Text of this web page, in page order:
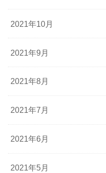
2021年10月
2021年9月
2021年8月
2021年7月
2021年6月
2021年5月